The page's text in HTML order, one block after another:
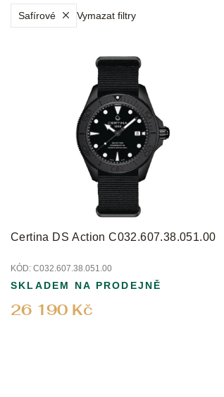
Safírové Vymazat filtry
t
Certina DS Action C032.607.38.051.00
KÓD: C032.607.38.051.00
26 190 Kč
SKLADEM NA PRODEJNĚ